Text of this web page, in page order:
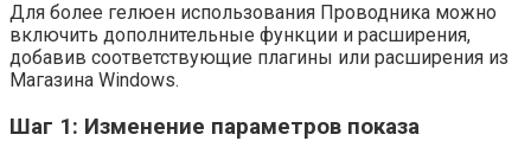
Для более гелюен использования Проводника можно
включить дополнительные функции и расширения,
добавив соответствующие плагины или расширения из
Магазина Windows.
Шаг 1: Изменение параметров показа